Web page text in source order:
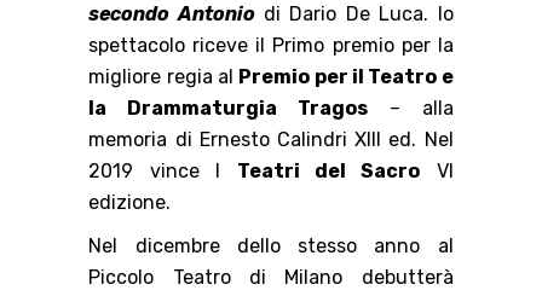
secondo Antoniodi Dario De Luca. lo
spettacolo riceve il Primo premio per la
migliore regia al Premio per il Teatro e
la Drammaturgia Tragos – alla
memoria di Ernesto Calindri XIII ed. Nel
2019 vince I Teatri del Sacro VI
edizione.
Nel dicembre dello stesso anno al
Piccolo Teatro di Milano debutterà